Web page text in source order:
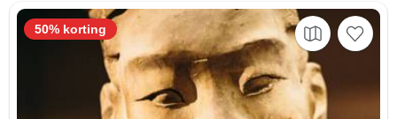
50% korting